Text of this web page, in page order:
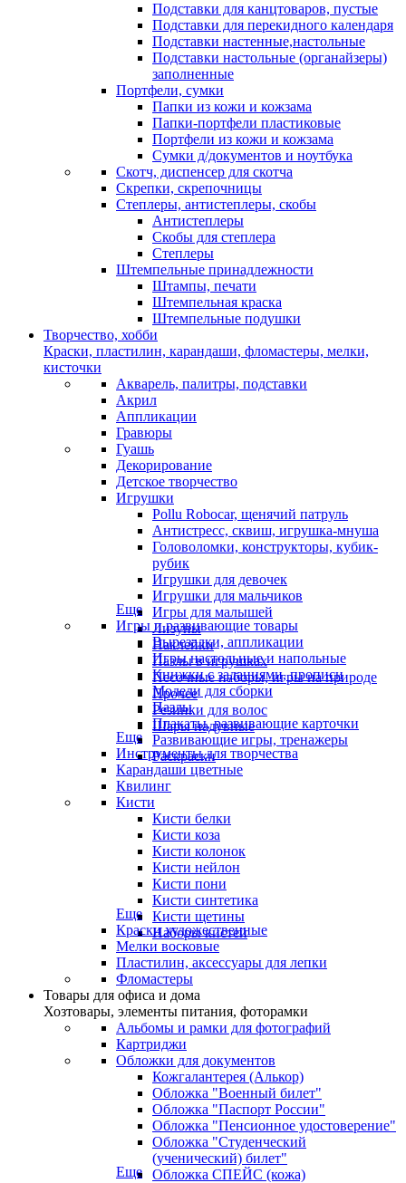
Подставки для канцтоваров, пустые
Подставки для перекидного календаря
Подставки настенные,настольные
Подставки настольные (органайзеры)
заполненные
Портфели, сумки
Папки из кожи и кожзама
Папки-портфели пластиковые
Портфели из кожи и кожзама
Сумки д/документов и ноутбука
Скотч, диспенсер для скотча
Скрепки, скрепочницы
Степлеры, антистеплеры, скобы
Антистеплеры
Скобы для степлера
Степлеры
Штемпельные принадлежности
Штампы, печати
Штемпельная краска
Штемпельные подушки
Творчество, хобби
Краски, пластилин, карандаши, фломастеры, мелки,
кисточки
Акварель, палитры, подставки
Акрил
Аппликации
Гравюры
Гуашь
Декорирование
Детское творчество
Игрушки
Pollu Robocar, щенячий патруль
Антистресс, сквиш, игрушка-мнуша
Головоломки, конструкторы, кубик-
рубик
Игрушки для девочек
Игрушки для мальчиков
Игры для малышей
Лизуны
Наклейки
Пазлы в игрушках
Песочные наборы, игры на природе
Прочее
Резинки для волос
Шары надувные
Еще
Игры и развивающие товары
Вырезалки, аппликации
Игры настольные и напольные
Книжки с заданиями, прописи
Модели для сборки
Пазлы
Плакаты, развивающие карточки
Развивающие игры, тренажеры
Раскраски
Еще
Инструменты для творчества
Карандаши цветные
Квилинг
Кисти
Кисти белки
Кисти коза
Кисти колонок
Кисти нейлон
Кисти пони
Кисти синтетика
Кисти щетины
Наборы кистей
Еще
Краски художественные
Мелки восковые
Пластилин, аксессуары для лепки
Фломастеры
Товары для офиса и дома
Хозтовары, элементы питания, фоторамки
Альбомы и рамки для фотографий
Картриджи
Обложки для документов
Кожгалантерея (Алькор)
Обложка "Военный билет"
Обложка "Паспорт России"
Обложка "Пенсионное удостоверение"
Обложка "Студенческий
(ученический) билет"
Обложка СПЕЙС (кожа)
Еще